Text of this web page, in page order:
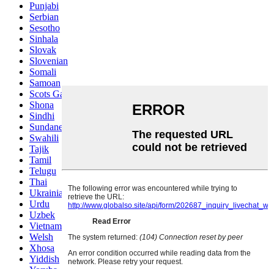
Punjabi
Serbian
Sesotho
Sinhala
Slovak
Slovenian
Somali
Samoan
Scots Gaelic
Shona
Sindhi
Sundanese
Swahili
Tajik
Tamil
Telugu
Thai
Ukrainian
Urdu
Uzbek
Vietnamese
Welsh
Xhosa
Yiddish